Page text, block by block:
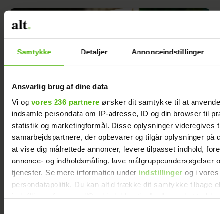
Samtykke Detaljer Annonceindstillinger
Ansvarlig brug af dine data
Vi og vores 236 partnere ønsker dit samtykke til at
indsamle persondata om IP-adresse, ID og din browser til
statistik og marketingformål. Disse oplysninger videregives
samarbejdspartnere, der opbevarer og tilgår oplysninger på
at vise dig målrettede annoncer, levere tilpasset indhold,
annonce- og indholdsmåling, lave målgruppeundersøgelser
tjenester. Se mere information under indstillinger og i vores
persondatapolitik. Du kan altid trække dit samtykke tilbage
Jesper Buch afslører ukendt fortid: "På et
tidspunkt var der en skillevej"